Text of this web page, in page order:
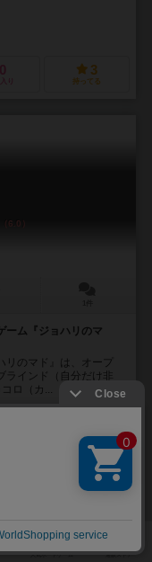
0
り
3
持ってる
6.0
ーム『ジョハリのマ
リのマド』は、オープ
インド（自分だけ非
ロ（カ...
15